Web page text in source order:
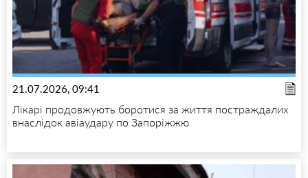
21.07.2026, 09:41
Лікарі продовжують боротися за життя постраждалих
внаслідок авіаудару по Запоріжжю